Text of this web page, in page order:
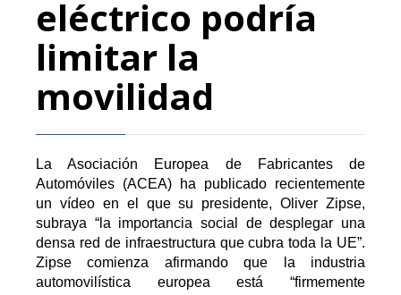
eléctrico podría
limitar la
movilidad
La Asociación Europea de Fabricantes de
Automóviles (ACEA) ha publicado recientemente
un vídeo en el que su presidente, Oliver Zipse,
subraya “la importancia social de desplegar una
densa red de infraestructura que cubra toda la UE”.
Zipse comienza afirmando que la industria
automovilística europea está “firmemente